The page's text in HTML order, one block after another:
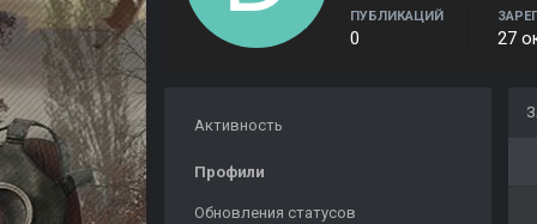
ПУБЛИКАЦИЙ
0 27
Активность
Профили
Обновления статусов